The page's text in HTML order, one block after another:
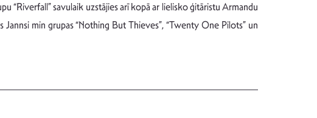
“Riverfall” savulaik uzstājies arī kopā ar lielisko ģitāristu Armandu
min grupas “Nothing But Thieves”, “Twenty One Pilots” un